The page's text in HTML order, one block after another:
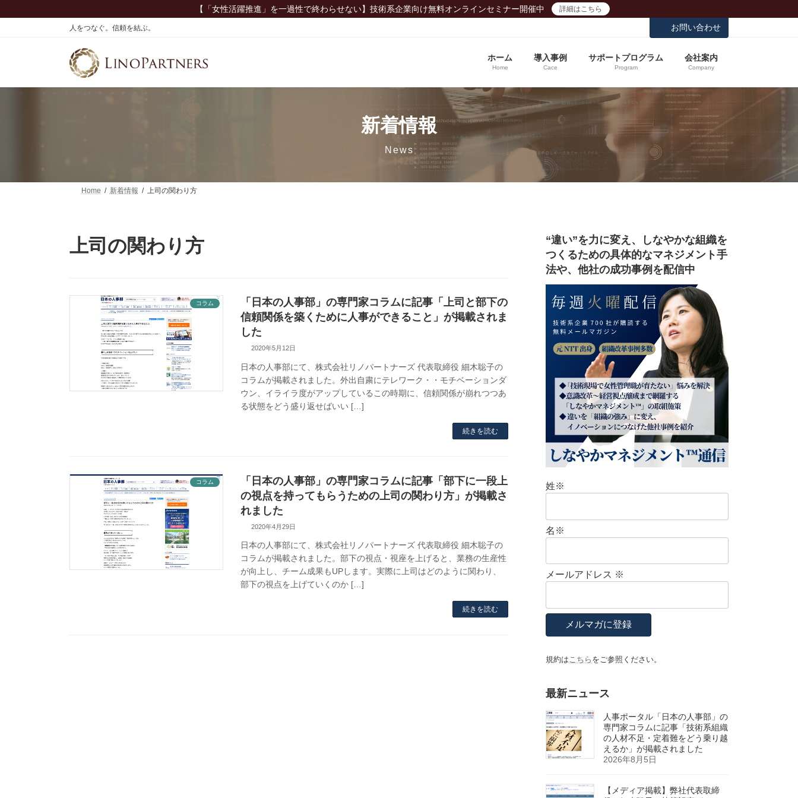
ン
ビ
【「女性活躍推進」を一過性で終わらせない】技術系企業向け無料オンラインセミナー開催中 詳細はこちら
人をつなぐ。信頼を結ぶ。 お問い合わせ
ホーム
Home
導入事例
Cace
サポートプログラム
Program
会社案内
Company
新着情報
News
Home 新着情報 上司の関わり方
上司の関わり方
コラム
「日本の人事部」の専門家コラムに記事「上司と部下の
信頼関係を築くために人事ができること」が掲載されま
した
2020年5月12日
日本の人事部にて、株式会社リノパートナーズ 代表取締役 細木聡子の
コラムが掲載されました。外出自粛にテレワーク・・モチベーションダ
ウン、イライラ度がアップしているこの時期に、信頼関係が崩れつつあ
る状態をどう盛り返せばいい […]
続きを読む
コラム
「日本の人事部」の専門家コラムに記事「部下に一段上
の視点を持ってもらうための上司の関わり方」が掲載さ
れました
2020年4月29日
日本の人事部にて、株式会社リノパートナーズ 代表取締役 細木聡子の
コラムが掲載されました。部下の視点・視座を上げると、業務の生産性
が向上し、チーム成果もUPします。実際に上司はどのように関わり、
部下の視点を上げていくのか […]
続きを読む
“違い”を力に変え、しなやかな組織を
つくるための具体的なマネジメント手
法や、他社の成功事例を配信中
姓※
名 ※
メールアドレス ※
規約は こちら をご参照ください。
最新ニュース
人事ポータル「日本の人事部」の
専門家コラムに記事「技術系組織
の人材不足・定着難をどう乗り越
えるか」が掲載されました
2026年8月5日
【メディア掲載】弊社代表取締